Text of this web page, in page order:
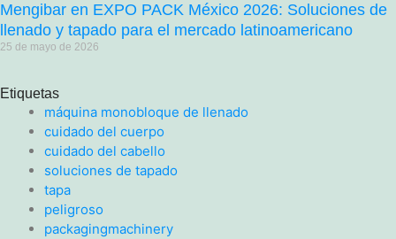
Mengibar en EXPO PACK México 2026: Soluciones de
llenado y tapado para el mercado latinoamericano
25 de mayo de 2026
Etiquetas
máquina monobloque de llenado
cuidado del cuerpo
cuidado del cabello
soluciones de tapado
tapa
peligroso
packagingmachinery